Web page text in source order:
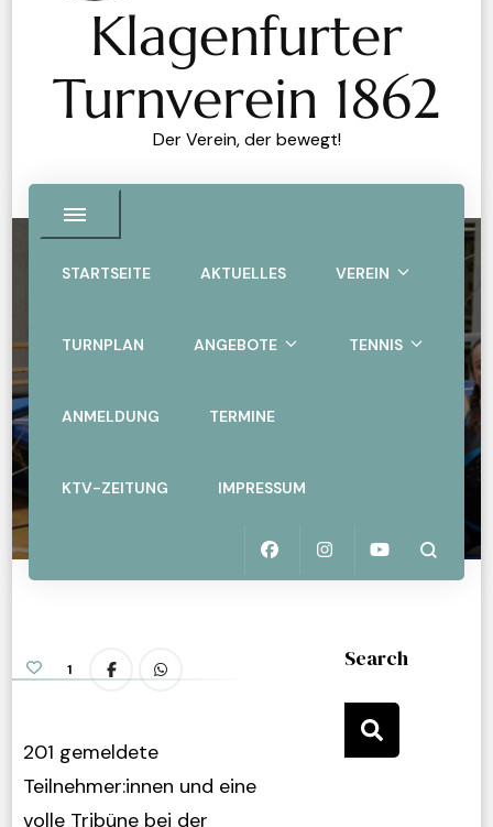
Klagenfurter
Turnverein 1862
Der Verein, der bewegt!
STARTSEITE AKTUELLES VEREIN
TURNPLAN ANGEBOTE TENNIS
ANMELDUNG TERMINE
KTV-ZEITUNG IMPRESSUM
Turn10
2025
Home Turn10 Turn10 Landesmeisterschaft 2025
1
201 gemeldete
Teilnehmer:innen und eine
volle Tribüne bei der
Search